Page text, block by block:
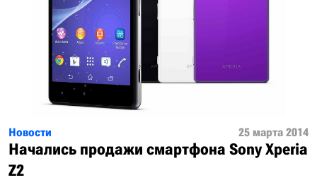
Новости 25 марта 2014
Начались продажи смартфона Sony Xperia
Z2